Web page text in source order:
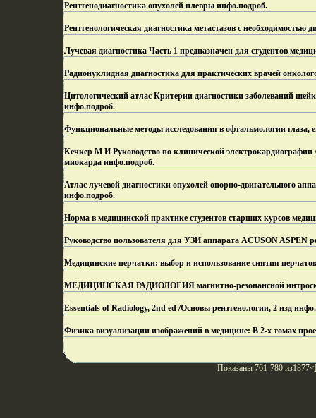
Рентгенодиагностика опухолей плевры инфо.подроб.
Рентгенологическая диагностика метастазов с необходимостью
Лучевая диагностика Часть 1 предназначен для студентов
Радионуклидная диагностика для практических врачей
Цитологический атлас Критерии диагностики заболеваний
инфо.подроб.
Функциональные методы исследования в офтальмологии глаза,
Кечкер М И Руководство по клинической
миокарда инфо.подроб.
Атлас лучевой диагностики опухолей опорно-двигательного
инфо.подроб.
Норма в медицинской практике студентов старших курсов
Руководство пользователя для УЗИ аппарата ACUSON
Медицинские перчатки: выбор и использование снятия
МЕДИЦИНСКАЯ РАДИОЛОГИЯ магнитно-резонансной
Essentials of Radiology, 2nd ed /Основы рентгенологии, 2 изд инфо.
Физика визуализации изображений в медицине: В 2-х томах
Показаны 761-780 из1877<